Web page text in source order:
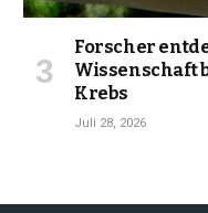
Forscher
Wissenschaft
Krebs
Juli 28, 2026